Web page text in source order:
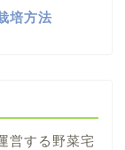
培方法
営する野菜宅